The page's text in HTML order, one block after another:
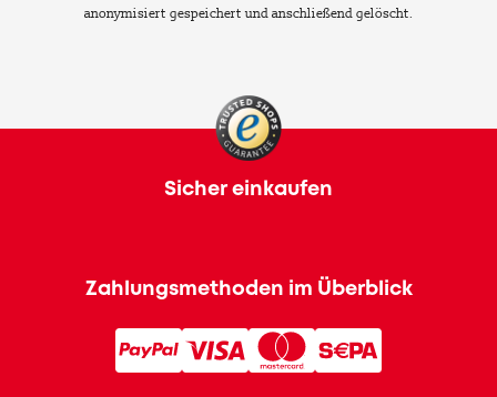
anonymisiert gespeichert und anschließend gelöscht.
Zahlungsmethoden im Überblick
Sicher einkaufen